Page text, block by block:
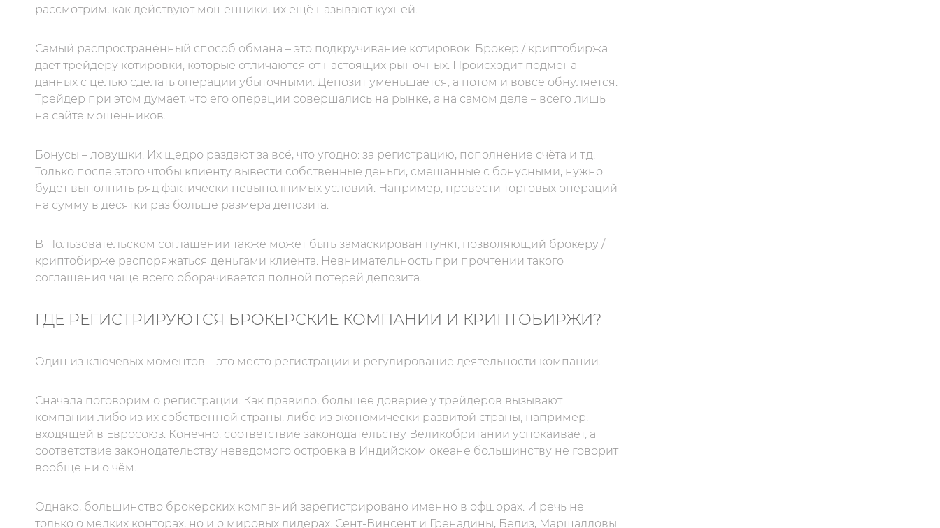
рассмотрим, как действуют мошенники, их ещё называют кухней.
Самый распространённый способ обмана – это подкручивание котировок. Брокер / криптобиржа
дает трейдеру котировки, которые отличаются от настоящих рыночных. Происходит подмена
данных с целью сделать операции убыточными. Депозит уменьшается, а потом и вовсе обнуляется.
Трейдер при этом думает, что его операции совершались на рынке, а на самом деле – всего лишь
на сайте мошенников.
Бонусы – ловушки. Их щедро раздают за всё, что угодно: за регистрацию, пополнение счёта и т.д.
Только после этого чтобы клиенту вывести собственные деньги, смешанные с бонусными, нужно
будет выполнить ряд фактически невыполнимых условий. Например, провести торговых операций
на сумму в десятки раз больше размера депозита.
В Пользовательском соглашении также может быть замаскирован пункт, позволяющий брокеру /
криптобирже распоряжаться деньгами клиента. Невнимательность при прочтении такого
соглашения чаще всего оборачивается полной потерей депозита.
ГДЕ РЕГИСТРИРУЮТСЯ БРОКЕРСКИЕ КОМПАНИИ И КРИПТОБИРЖИ?
Один из ключевых моментов – это место регистрации и регулирование деятельности компании.
Сначала поговорим о регистрации. Как правило, большее доверие у трейдеров вызывают
компании либо из их собственной страны, либо из экономически развитой страны, например,
входящей в Евросоюз. Конечно, соответствие законодательству Великобритании успокаивает, а
соответствие законодательству неведомого островка в Индийском океане большинству не говорит
вообще ни о чём.
Однако, большинство брокерских компаний зарегистрировано именно в офшорах. И речь не
только о мелких конторах, но и о мировых лидерах. Сент-Винсент и Гренадины, Белиз, Маршалловы